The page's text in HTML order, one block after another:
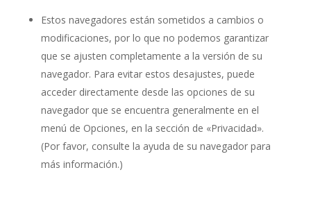
Estos navegadores están sometidos a cambios o
modificaciones, por lo que no podemos garantizar
que se ajusten completamente a la versión de su
navegador. Para evitar estos desajustes, puede
acceder directamente desde las opciones de su
navegador que se encuentra generalmente en el
menú de Opciones, en la sección de «Privacidad».
(Por favor, consulte la ayuda de su navegador para
más información.)